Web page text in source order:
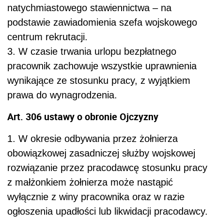
natychmiastowego stawiennictwa – na
podstawie zawiadomienia szefa wojskowego
centrum rekrutacji.
3. W czasie trwania urlopu bezpłatnego
pracownik zachowuje wszystkie uprawnienia
wynikające ze stosunku pracy, z wyjątkiem
prawa do wynagrodzenia.
Art. 306 ustawy o obronie Ojczyzny
1. W okresie odbywania przez żołnierza
obowiązkowej zasadniczej służby wojskowej
rozwiązanie przez pracodawcę stosunku pracy
z małżonkiem żołnierza może nastąpić
wyłącznie z winy pracownika oraz w razie
ogłoszenia upadłości lub likwidacji pracodawcy.